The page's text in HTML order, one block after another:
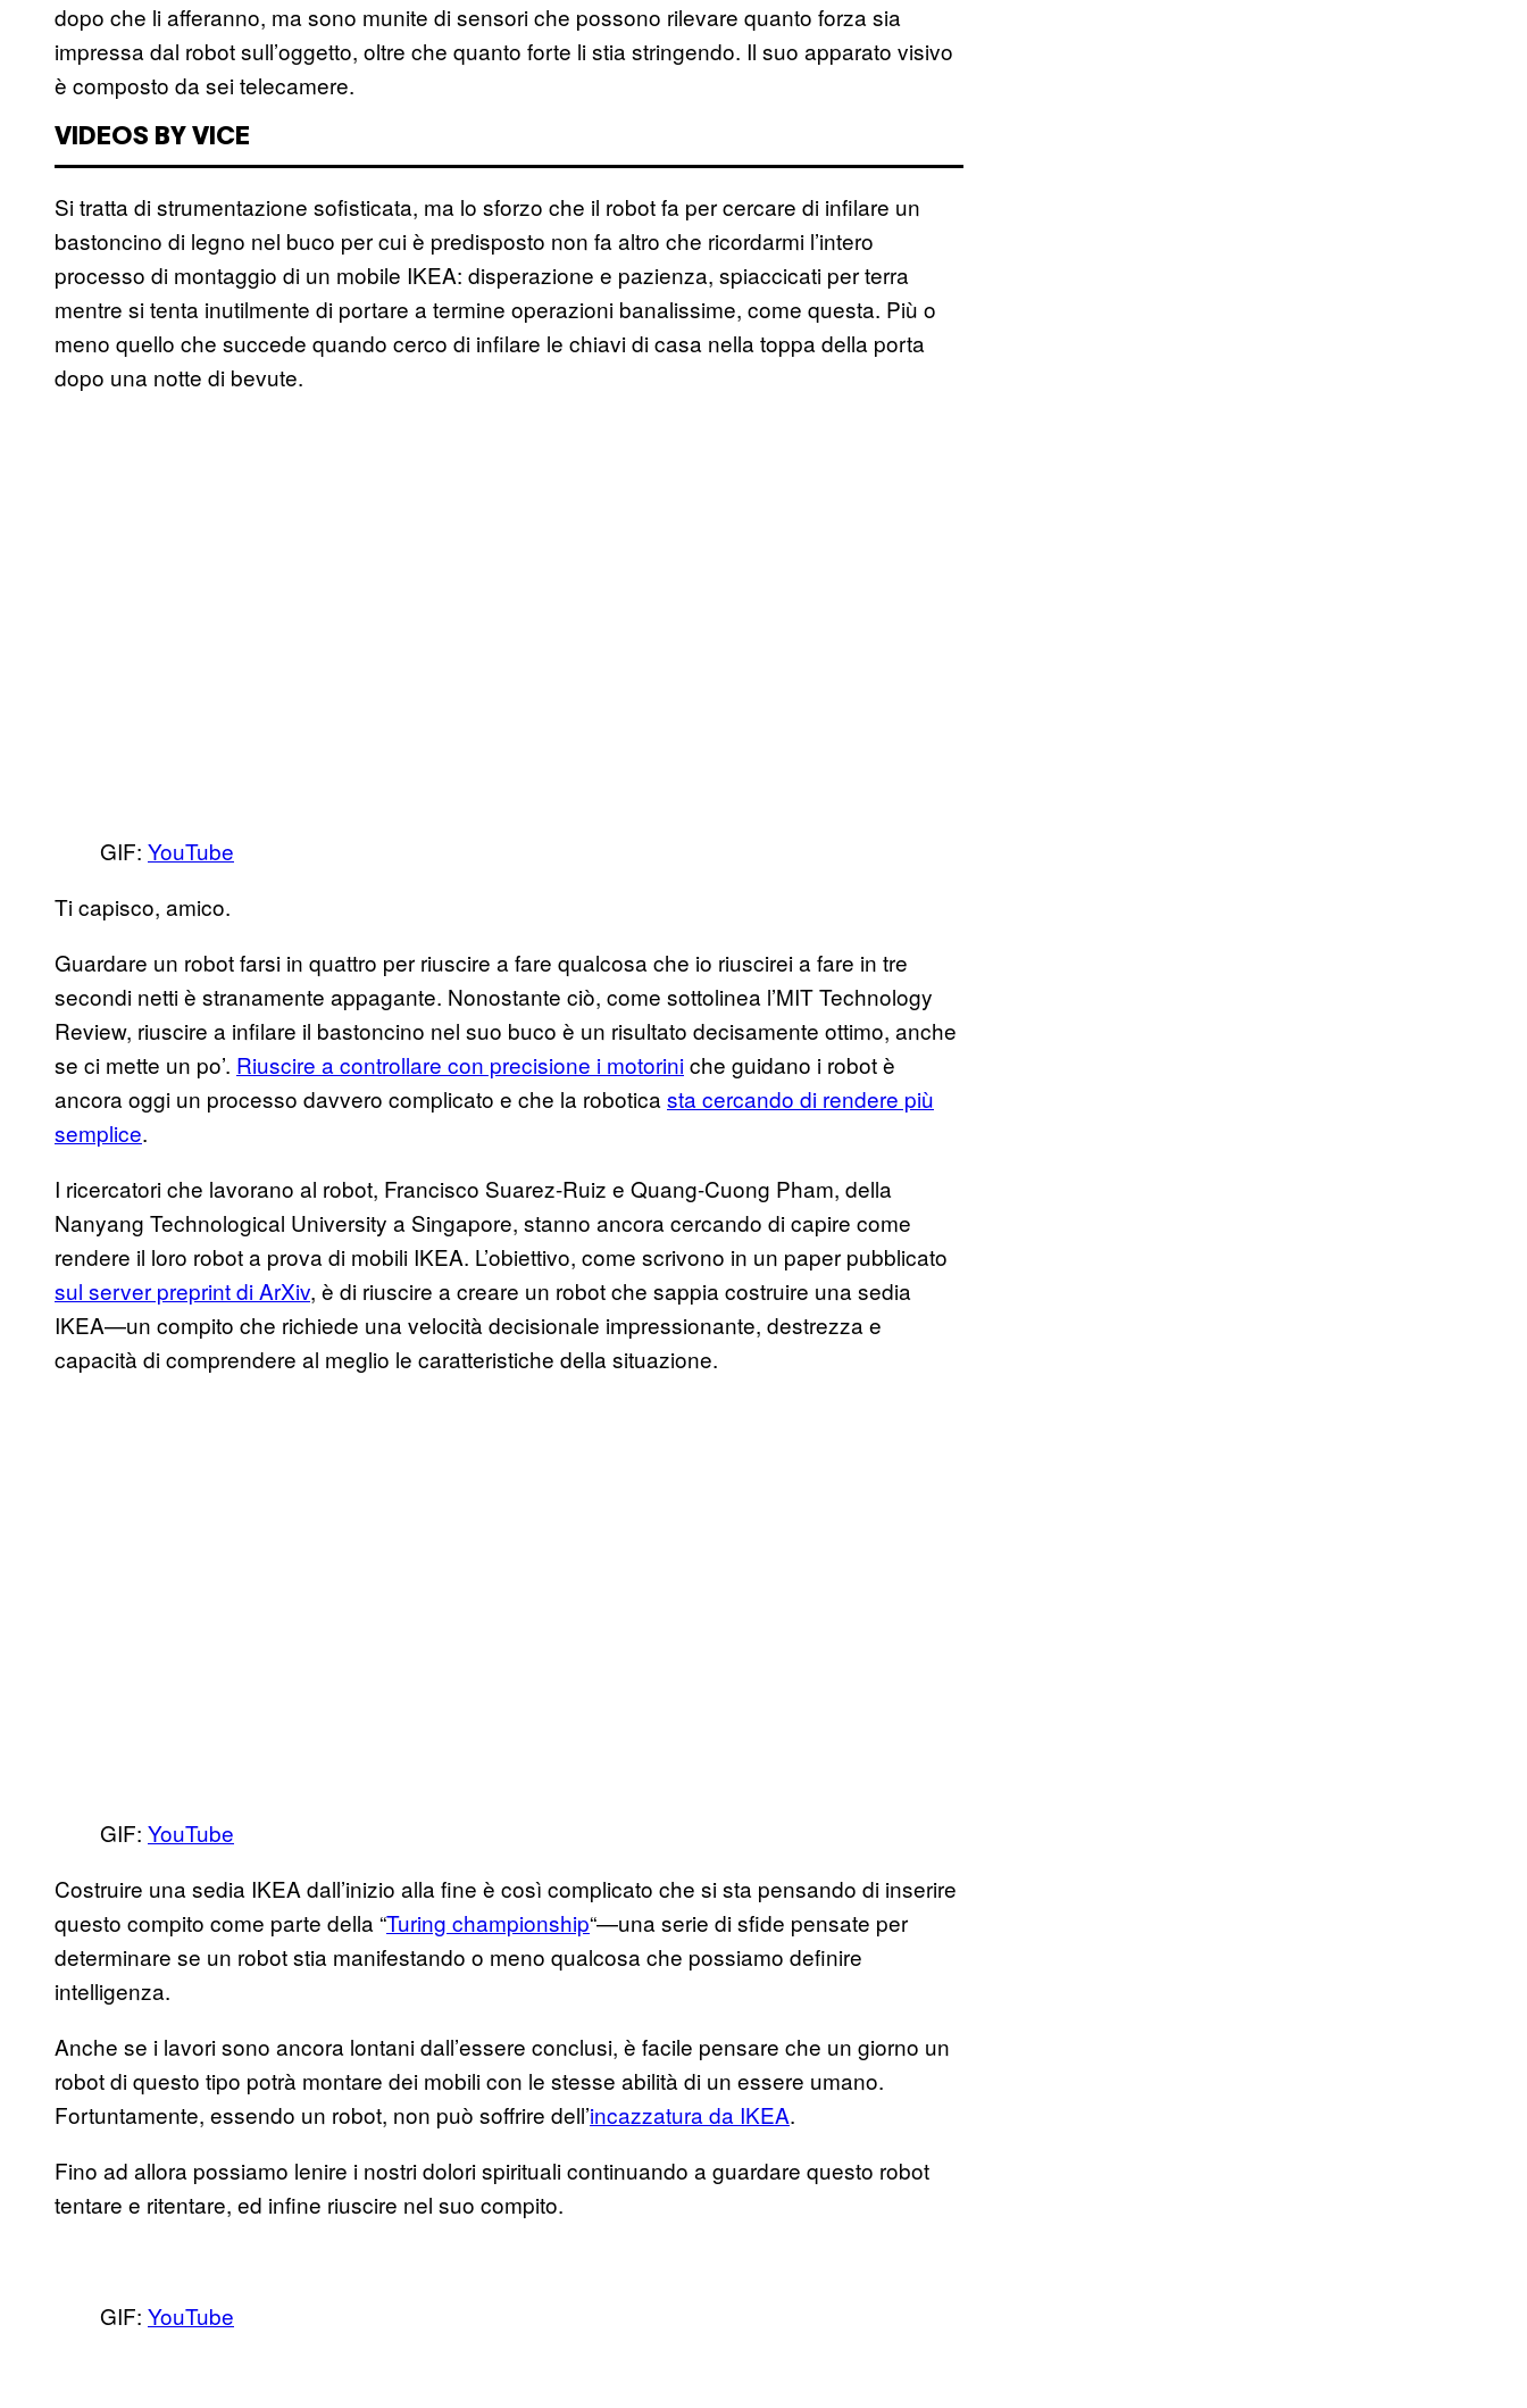
dopo che li afferanno, ma sono munite di sensori che possono rilevare quanto forza sia
impressa dal robot sull’oggetto, oltre che quanto forte li stia stringendo. Il suo apparato visivo
è composto da sei telecamere.
VIDEOS BY VICE
Si tratta di strumentazione sofisticata, ma lo sforzo che il robot fa per cercare di infilare un
bastoncino di legno nel buco per cui è predisposto non fa altro che ricordarmi l’intero
processo di montaggio di un mobile IKEA: disperazione e pazienza, spiaccicati per terra
mentre si tenta inutilmente di portare a termine operazioni banalissime, come questa. Più o
meno quello che succede quando cerco di infilare le chiavi di casa nella toppa della porta
dopo una notte di bevute.
GIF: YouTube
Ti capisco, amico.
Guardare un robot farsi in quattro per riuscire a fare qualcosa che io riuscirei a fare in tre
secondi netti è stranamente appagante. Nonostante ciò, come sottolinea l’MIT Technology
Review, riuscire a infilare il bastoncino nel suo buco è un risultato decisamente ottimo, anche
se ci mette un po’. Riuscire a controllare con precisione i motoriniche guidano i robot è
ancora oggi un processo davvero complicato e che la robotica sta cercando di rendere più
semplice.
I ricercatori che lavorano al robot, Francisco Suarez-Ruiz e Quang-Cuong Pham, della
Nanyang Technological University a Singapore, stanno ancora cercando di capire come
rendere il loro robot a prova di mobili IKEA. L’obiettivo, come scrivono in un paper pubblicato
sul server preprint di ArXiv, è di riuscire a creare un robot che sappia costruire una sedia
IKEA—un compito che richiede una velocità decisionale impressionante, destrezza e
capacità di comprendere al meglio le caratteristiche della situazione.
GIF: YouTube
Costruire una sedia IKEA dall’inizio alla fine è così complicato che si sta pensando di inserire
questo compito come parte della “Turing championship“—una serie di sfide pensate per
determinare se un robot stia manifestando o meno qualcosa che possiamo definire
intelligenza.
Anche se i lavori sono ancora lontani dall’essere conclusi, è facile pensare che un giorno un
robot di questo tipo potrà montare dei mobili con le stesse abilità di un essere umano.
Fortuntamente, essendo un robot, non può soffrire dell’incazzatura da IKEA.
Fino ad allora possiamo lenire i nostri dolori spirituali continuando a guardare questo robot
tentare e ritentare, ed infine riuscire nel suo compito.
GIF: YouTube